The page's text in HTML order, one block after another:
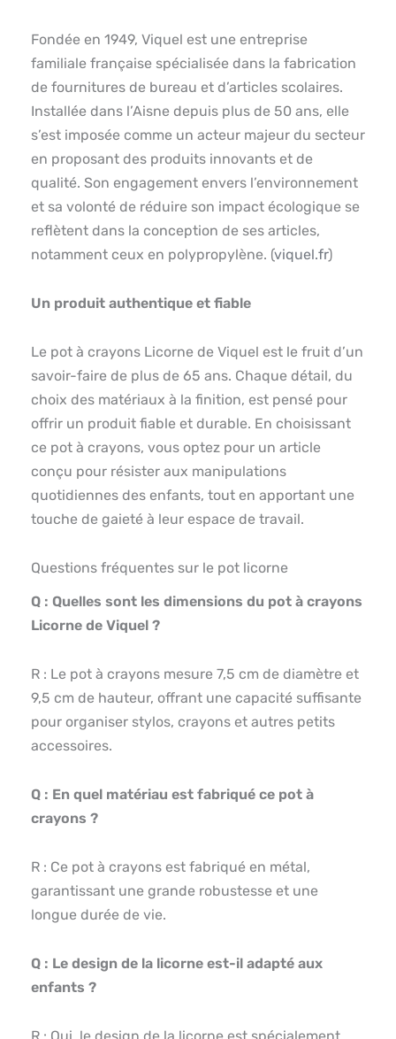
Fondée en 1949, Viquel est une entreprise
familiale française spécialisée dans la fabrication
de fournitures de bureau et d’articles scolaires.
Installée dans l’Aisne depuis plus de 50 ans, elle
s’est imposée comme un acteur majeur du secteur
en proposant des produits innovants et de
qualité. Son engagement envers l’environnement
et sa volonté de réduire son impact écologique se
reflètent dans la conception de ses articles,
notamment ceux en polypropylène. (viquel.fr)
Un produit authentique et fiable
Le pot à crayons Licorne de Viquel est le fruit d’un
savoir-faire de plus de 65 ans. Chaque détail, du
choix des matériaux à la finition, est pensé pour
offrir un produit fiable et durable. En choisissant
ce pot à crayons, vous optez pour un article
conçu pour résister aux manipulations
quotidiennes des enfants, tout en apportant une
touche de gaieté à leur espace de travail.
Questions fréquentes sur le pot licorne
Q : Quelles sont les dimensions du pot à crayons
Licorne de Viquel ?
R : Le pot à crayons mesure 7,5 cm de diamètre et
9,5 cm de hauteur, offrant une capacité suffisante
pour organiser stylos, crayons et autres petits
accessoires.
Q : En quel matériau est fabriqué ce pot à
crayons ?
R : Ce pot à crayons est fabriqué en métal,
garantissant une grande robustesse et une
longue durée de vie.
Q : Le design de la licorne est-il adapté aux
enfants ?